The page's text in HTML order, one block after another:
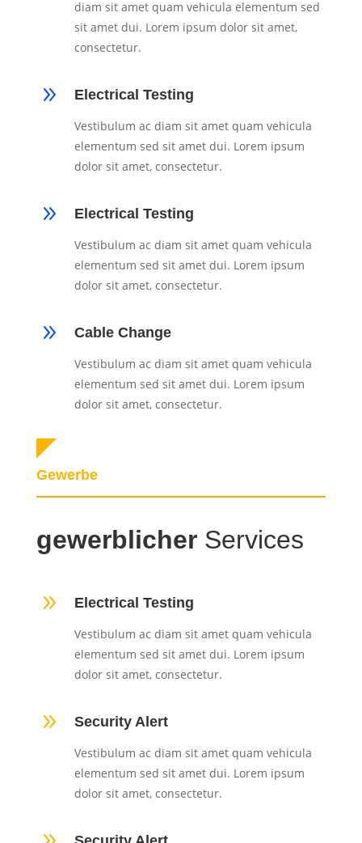
diam sit amet quam vehicula elementum sed
sit amet dui. Lorem ipsum dolor sit amet,
consectetur.
9 Electrical Testing
Vestibulum ac diam sit amet quam vehicula
elementum sed sit amet dui. Lorem ipsum
dolor sit amet, consectetur.
9 Electrical Testing
Vestibulum ac diam sit amet quam vehicula
elementum sed sit amet dui. Lorem ipsum
dolor sit amet, consectetur.
9 Cable Change
Vestibulum ac diam sit amet quam vehicula
elementum sed sit amet dui. Lorem ipsum
dolor sit amet, consectetur.
Gewerbe
gewerblicher Services
9 Electrical Testing
Vestibulum ac diam sit amet quam vehicula
elementum sed sit amet dui. Lorem ipsum
dolor sit amet, consectetur.
9 Security Alert
Vestibulum ac diam sit amet quam vehicula
elementum sed sit amet dui. Lorem ipsum
dolor sit amet, consectetur.